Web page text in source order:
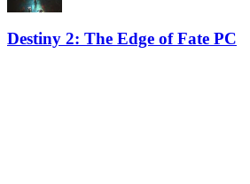
Destiny 2: The Edge of Fate PC